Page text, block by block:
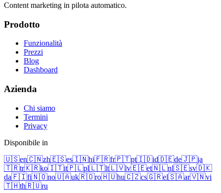
Content marketing in pilota automatico.
Prodotto
Funzionalità
Prezzi
Blog
Dashboard
Azienda
Chi siamo
Termini
Privacy
Disponibile in
🇺🇸en🇨🇳zh🇪🇸es🇮🇳hi🇫🇷fr🇵🇹pt🇮🇩id🇩🇪de🇯🇵ja
🇹🇷tr🇰🇷ko🇮🇹it🇵🇱pl🇱🇹lt🇱🇻lv🇪🇪et🇳🇱nl🇸🇪sv🇩🇰
da🇫🇮fi🇳🇴no🇺🇦uk🇷🇴ro🇭🇺hu🇨🇿cs🇬🇷el🇸🇦ar🇻🇳vi
🇹🇭th🇷🇺ru